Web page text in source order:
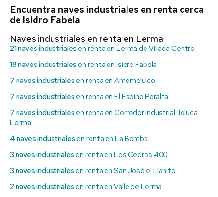
Encuentra naves industriales en renta cerca
de Isidro Fabela
Naves industriales en renta en Lerma
21 naves industriales en renta en Lerma de Villada Centro
18 naves industriales en renta en Isidro Fabela
7 naves industriales en renta en Amomolulco
7 naves industriales en renta en El Espino Peralta
7 naves industriales en renta en Corredor Industrial Toluca
Lerma
4 naves industriales en renta en La Bomba
3 naves industriales en renta en Los Cedros 400
3 naves industriales en renta en San José el Llanito
2 naves industriales en renta en Valle de Lerma